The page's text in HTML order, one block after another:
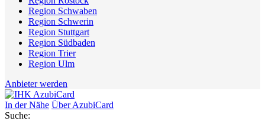
Region Schwaben
Region Schwerin
Region Stuttgart
Region Südbaden
Region Trier
Region Ulm
Anbieter werden
In der Nähe Über AzubiCard
Suche: